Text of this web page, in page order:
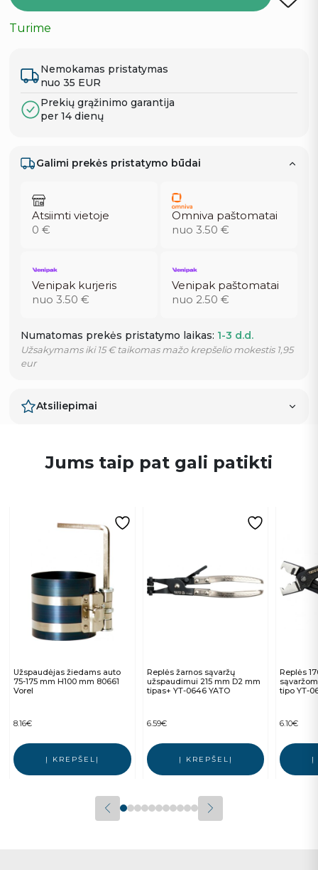
Turime
Nemokamas pristatymas
nuo 35 EUR
Prekių grąžinimo garantija
per 14 dienų
Galimi prekės pristatymo būdai
Atsiimti vietoje
0 €
Omniva paštomatai
nuo 3.50 €
Venipak kurjeris
nuo 3.50 €
Venipak paštomatai
nuo 2.50 €
Numatomas prekės pristatymo laikas: 1-3 d.d.
Užsakymams iki 15 € taikomas mažo krepšelio mokestis 1,95
eur
Atsiliepimai
Jums taip pat gali patikti
Užspaudėjas žiedams auto
75-175 mm H100 mm 80661
Vorel
8.16€
Į KREPŠELĮ
Replės žarnos sąvaržų
užspaudimui 215 mm D2 mm
tipas+ YT-0646 YATO
6.59€
Į KREPŠELĮ
Replės
tipo YT-
6.10€
Į